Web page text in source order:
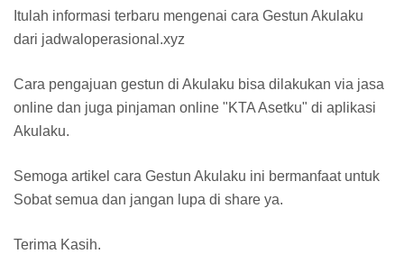
Itulah informasi terbaru mengenai cara Gestun Akulaku
dari jadwaloperasional.xyz
Cara pengajuan gestun di Akulaku bisa dilakukan via jasa
online dan juga pinjaman online "KTA Asetku" di aplikasi
Akulaku.
Semoga artikel cara Gestun Akulaku ini bermanfaat untuk
Sobat semua dan jangan lupa di share ya.
Terima Kasih.